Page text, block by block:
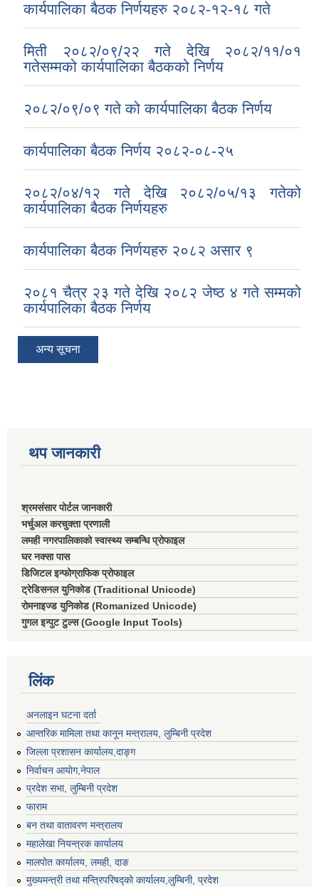
कार्यपालिका बैठक निर्णयहरु २०८२-१२-१८ गते
मिती २०८२/०९/२२ गते देखि २०८२/११/०१
गतेसम्मको कार्यपालिका बैठकको निर्णय
२०८२/०९/०९ गते को कार्यपालिका बैठक निर्णय
कार्यपालिका बैठक निर्णय २०८२-०८-२५
२०८२/०४/१२ गते देखि २०८२/०५/१३ गतेको
कार्यपालिका बैठक निर्णयहरु
कार्यपालिका बैठक निर्णयहरु २०८२ असार ९
२०८१ चैत्र २३ गते देखि २०८२ जेष्ठ ४ गते सम्मको
कार्यपालिका बैठक निर्णय
अन्य सूचना
थप जानकारी
श्रमसंसार पोर्टल जानकारी
भर्चुअल करचुक्ता प्रणाली
लमही नगरपालिकाको स्वास्थ्य सम्बन्धि प्रोफाइल
घर नक्सा पास
डिजिटल इन्फोग्राफिक प्रोफाइल
ट्रेडिसनल युनिकोड (Traditional Unicode)
रोमनाइज्ड युनिकोड (Romanized Unicode)
गुगल इन्पुट टुल्स (Google Input Tools)
लिंक
अनलाइन घटना दर्ता
आन्तरिक मामिला तथा कानून मन्त्रालय, लुम्बिनी प्रदेश
जिल्ला प्रशासन कार्यालय,दाङ्ग
निर्वाचन आयाेग,नेपाल
प्रदेश सभा, लुम्बिनी प्रदेश
फाराम
बन तथा वातावरण मन्त्रालय
महालेखा नियन्त्रक कार्यालय
मालपोत कार्यालय, लमही, दाङ
मुख्यमन्त्री तथा मन्त्रिपरिषद्को कार्यालय,लुम्बिनी, प्रदेश